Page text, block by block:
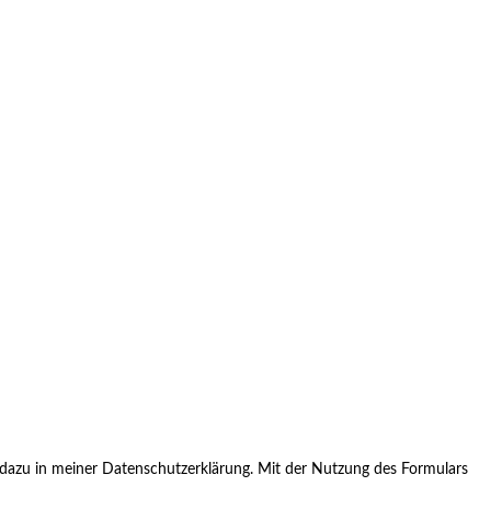
in meiner Datenschutzerklärung. Mit der Nutzung des Formulars